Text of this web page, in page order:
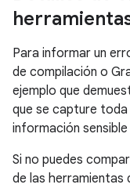
Para informar un
de compilación o
ejemplo que
que se capture
información
Si no puedes
de las herramientas